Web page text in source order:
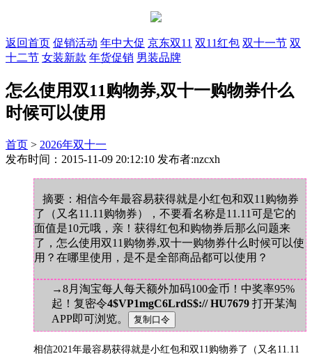
返回首页 促销活动 年中大促 京东双11 双11红包 双十一节 双
十二节 女装新款 年货促销 男装品牌
怎么使用双11购物券,双十一购物券什么
时候可以使用
首页 > 2026年双十一
发布时间：2015-11-09 20:12:10 发布者:nzcxh
摘要：相信今年最容易获得就是小红包和双11购物券
了（又名11.11购物券），不要看名称是11.11可是它的
面值是10元哦，亲！获得红包和购物券后那么问题来
了，怎么使用双11购物券,双十一购物券什么时候可以使
用？在哪里使用，是不是全部商品都可以使用？
→8月淘宝每人每天额外加码100金币！中奖率95%
起！复密令4$VP1mgC6LrdS$:// HU7679 打开某淘
APP即可浏览。
相信2021年最容易获得就是小红包和双11购物券了（又名11.11